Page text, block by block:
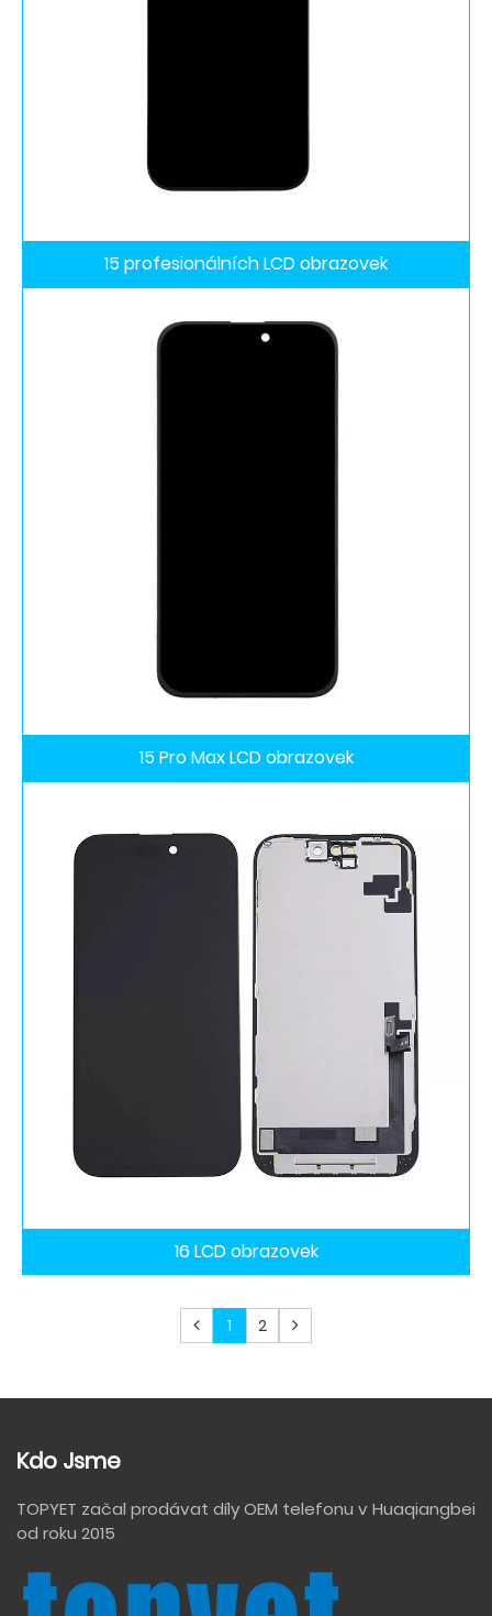
15 profesionálních LCD obrazovek
15 Pro Max LCD obrazovek
16 LCD obrazovek
1 2
Kdo Jsme
TOPYET začal prodávat díly OEM telefonu v Huaqiangbei
od roku 2015